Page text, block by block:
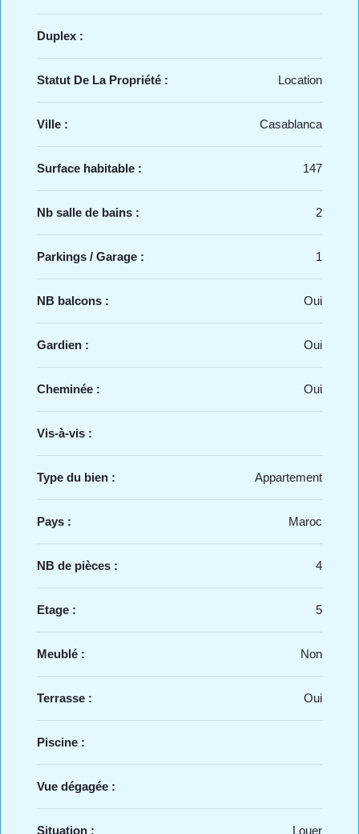
Duplex :
Statut De La Propriété : Location
Ville : Casablanca
Surface habitable : 147
Nb salle de bains : 2
Parkings / Garage : 1
NB balcons : Oui
Gardien : Oui
Cheminée : Oui
Vis-à-vis :
Type du bien : Appartement
Pays : Maroc
NB de pièces : 4
Etage : 5
Meublé : Non
Terrasse : Oui
Piscine :
Vue dégagée :
Situation : Louer